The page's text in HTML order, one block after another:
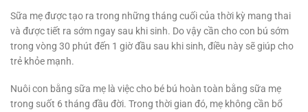
Sữa mẹ được tạo ra trong những tháng cuối của thời kỳ mang thai
và được tiết ra sớm ngay sau khi sinh. Do vậy cần cho con bú sớm
trong vòng 30 phút đến 1 giờ đầu sau khi sinh, điều này sẽ giúp cho
trẻ khỏe mạnh.
Nuôi con bằng sữa mẹ là việc cho bé bú hoàn toàn bằng sữa mẹ
trong suốt 6 tháng đầu đời. Trong thời gian đó, mẹ không cần bổ